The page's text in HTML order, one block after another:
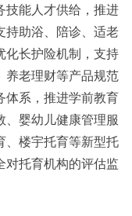
技能人才供给，推进
持助浴、陪诊、适老
化长护险机制，支持
养老理财等产品规范
体系，推进学前教育
、婴幼儿健康管理服
、楼宇托育等新型托
对托育机构的评估监